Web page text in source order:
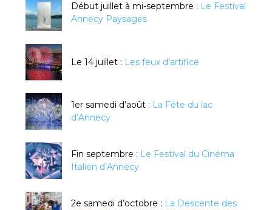
Début juillet à mi-septembre : Le Festival
Annecy Paysages
Le 14 juillet : Les feux d’artifice
1er samedi d’août : La Fête du lac
d’Annecy
Fin septembre : Le Festival du Cinéma
Italien d’Annecy
2e samedi d’octobre : La Descente des